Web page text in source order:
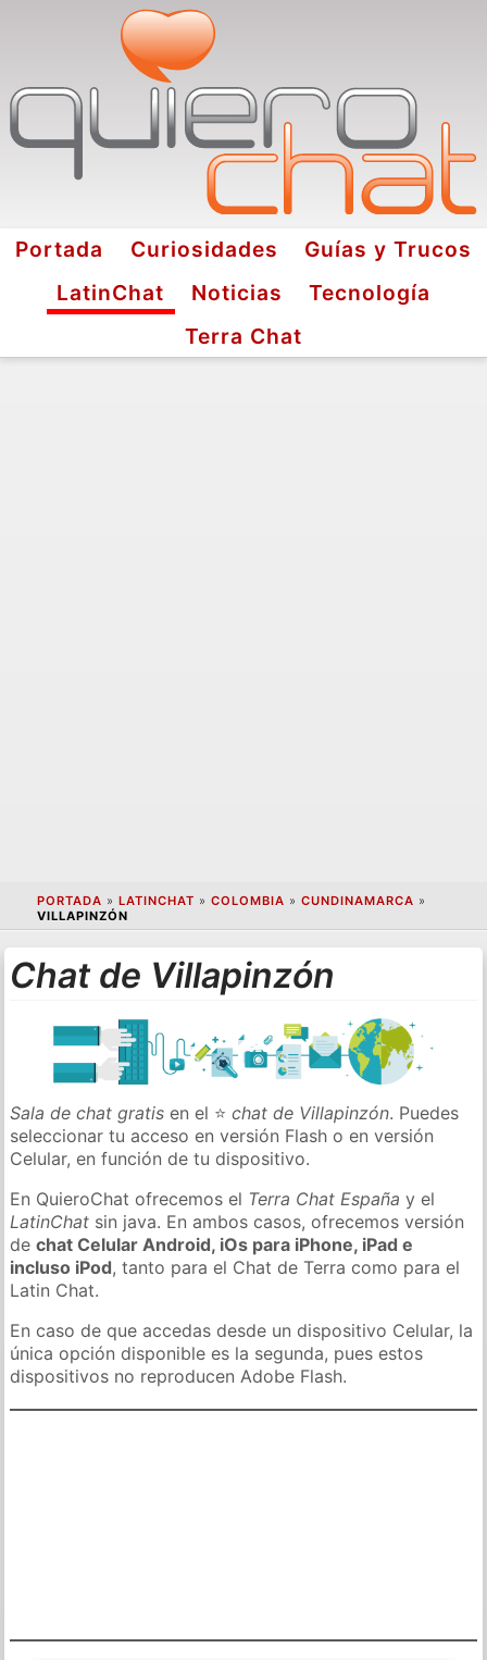
Portada Curiosidades
Guías y Trucos
LatinChat
Noticias
Tecnología
Terra Chat
PORTADA » LATINCHAT » COLOMBIA » CUNDINAMARCA »
VILLAPINZÓN
Chat de Villapinzón
Sala de chat gratis en el ⭐chat de Villapinzón. Puedes
seleccionar tu acceso en versión Flash o en versión
Celular, en función de tu dispositivo.
En QuieroChat ofrecemos el Terra Chat España y el
LatinChat sin java. En ambos casos, ofrecemos versión
dechat Celular Android, iOs para iPhone, iPad e
incluso iPod, tanto para el Chat de Terra como para el
Latin Chat.
En caso de que accedas desde un dispositivo Celular, la
única opción disponible es la segunda, pues estos
dispositivos no reproducen Adobe Flash.